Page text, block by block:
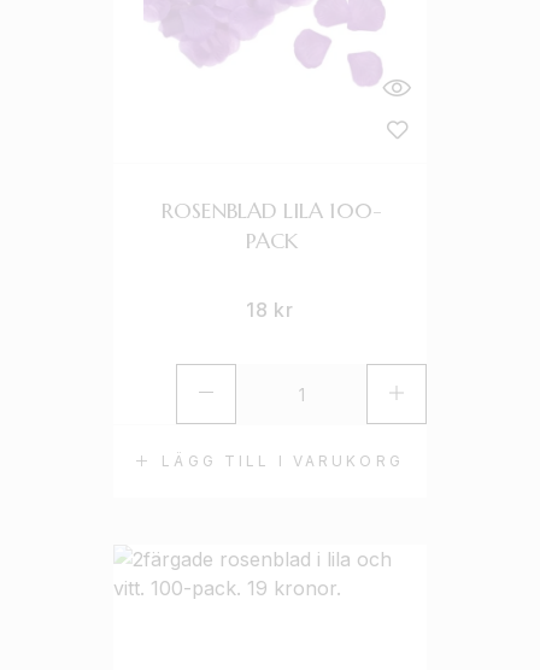
LÄGG TILL I VARUKORG
ROSENBLAD LILA 100-
PACK
18 kr